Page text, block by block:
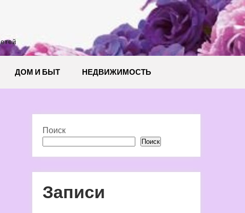
ДОМ И БЫТ НЕДВИЖИМОСТЬ
Поиск
Поиск
Записи